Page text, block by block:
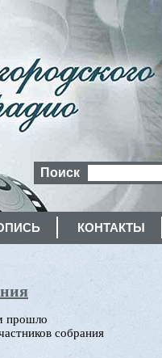
Поиск
КОНТАКТЫ
прошло
собрания